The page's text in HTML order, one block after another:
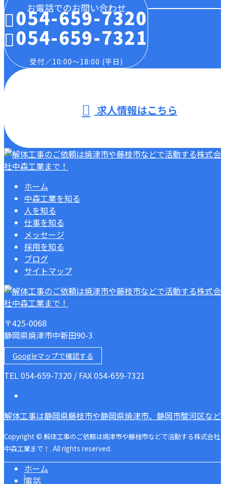
お電話でのお問い合わせ
054-659-7320
054-659-7321
受付／10:00～18:00 (平日)
求人情報はこちら
ホーム
中森工業を知る
人を知る
仕事を知る
メッセージ
採用を知る
ブログ
サイトマップ
〒425-0068
静岡県焼津市中新田90-3
Googleマップで確認する
TEL 054-659-7320 / FAX 054-659-7321
解体工事は静岡県藤枝市や静岡県焼津市、静岡市駿河区な
Copyright © 解体工事のご依頼は焼津市や藤枝市などで活動する株式会社
中森工業まで！. All rights reserved.
ホーム
電話